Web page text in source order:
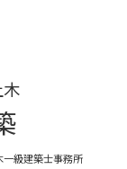
木
一級建築士事務所